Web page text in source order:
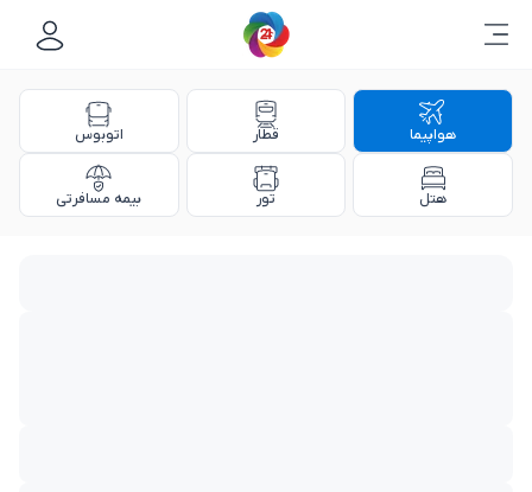
هواپیما قطار اتوبوس
هتل تور بیمه مسافرتی